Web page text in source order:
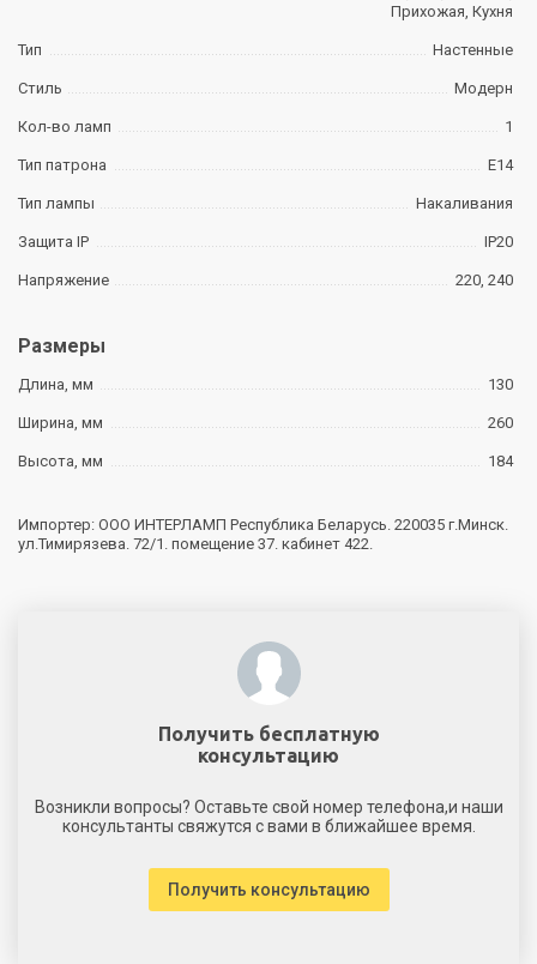
Прихожая, Кухня
Тип Настенные
Стиль Модерн
Кол-во ламп 1
Тип патрона E14
Тип лампы Накаливания
Защита IP IP20
Напряжение 220, 240
Размеры
Длина, мм 130
Ширина, мм 260
Высота, мм 184
Импортер: ООО ИНТЕРЛАМП Республика Беларусь. 220035 г.Минск.
ул.Тимирязева. 72/1. помещение 37. кабинет 422.
Получить бесплатную
консультацию
Возникли вопросы? Оставьте свой номер телефона,и наши
консультанты свяжутся с вами в ближайшее время.
Получить консультацию